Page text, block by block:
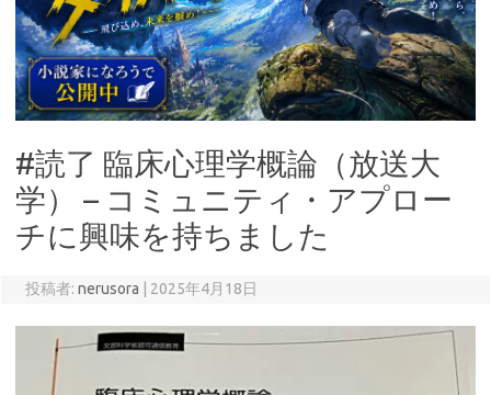
#読了 臨床心理学概論（放送大
学） – コミュニティ・アプロー
チに興味を持ちました
投稿者: nerusora 2025年4月18日